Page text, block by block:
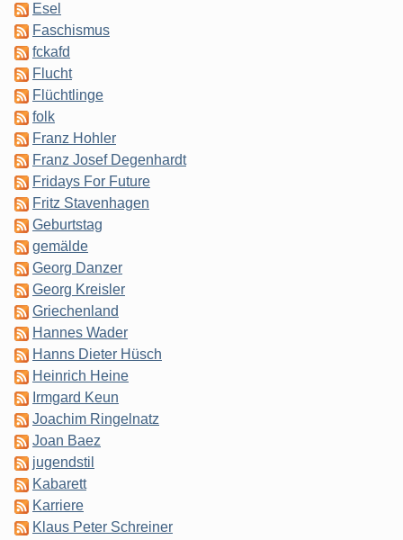
Esel
Faschismus
fckafd
Flucht
Flüchtlinge
folk
Franz Hohler
Franz Josef Degenhardt
Fridays For Future
Fritz Stavenhagen
Geburtstag
gemälde
Georg Danzer
Georg Kreisler
Griechenland
Hannes Wader
Hanns Dieter Hüsch
Heinrich Heine
Irmgard Keun
Joachim Ringelnatz
Joan Baez
jugendstil
Kabarett
Karriere
Klaus Peter Schreiner